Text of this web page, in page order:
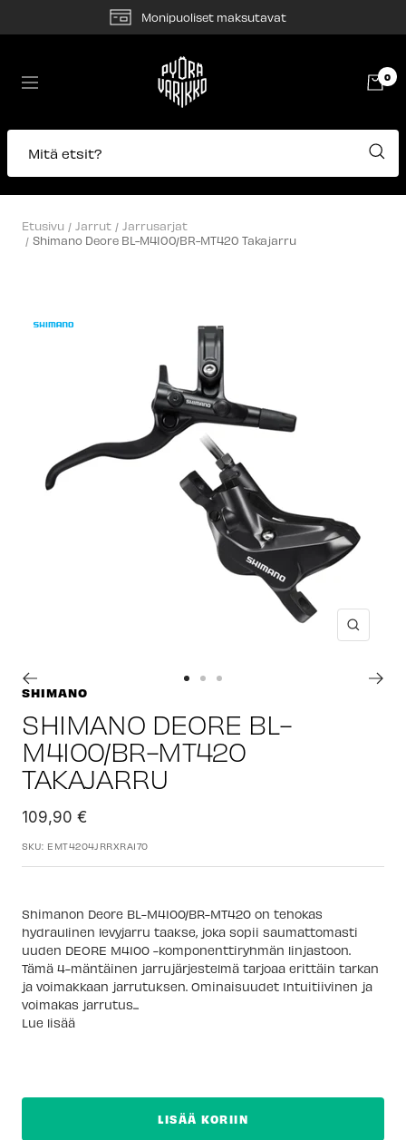
Monipuoliset maksutavat
Navigaatio
Pyörävarikko
0
Mitä etsit?
Etusivu Jarrut
Jarrusarjat
Shimano Deore BL-M4100/BR-MT420 Takajarru
1
2
3
SHIMANO
SHIMANO DEORE BL-
M4100/BR-MT420
TAKAJARRU
Alennushinta
109,90 €
SKU: EMT4204JRRXRA170
Shimanon Deore BL-M4100/BR-MT420 on tehokas
hydraulinen levyjarru taakse, joka sopii saumattomasti
uuden DEORE M4100 -komponenttiryhmän linjastoon.
Tämä 4-mäntäinen jarrujärjestelmä tarjoaa erittäin tarkan
ja voimakkaan jarrutuksen. Ominaisuudet Intuitiivinen ja
voimakas jarrutus...
Lue lisää
LISÄÄ KORIIN